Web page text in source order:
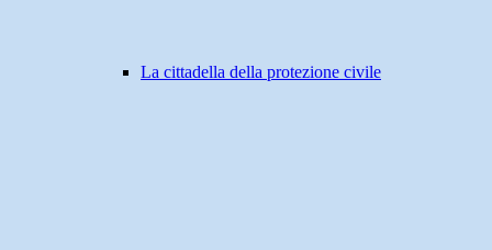
La cittadella della protezione civile